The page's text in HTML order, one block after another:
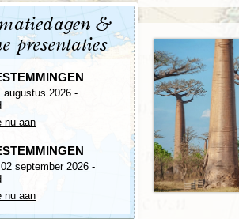
&
presentaties
augustus 2026 -
nu aan
september 2026 -
nu aan